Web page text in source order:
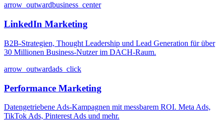
arrow_outwardbusiness_center
LinkedIn Marketing
B2B-Strategien, Thought Leadership und Lead Generation für über
30 Millionen Business-Nutzer im DACH-Raum.
arrow_outwardads_click
Performance Marketing
Datengetriebene Ads-Kampagnen mit messbarem ROI. Meta Ads,
TikTok Ads, Pinterest Ads und mehr.